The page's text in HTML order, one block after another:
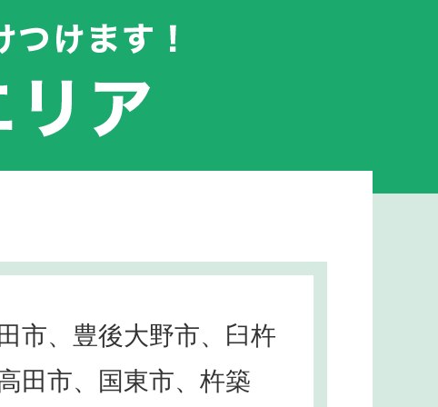
市、豊後大野市、臼杵
田市、国東市、杵築